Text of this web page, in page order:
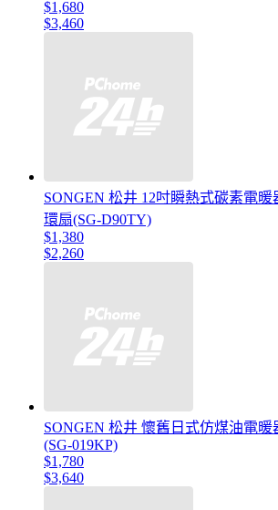
$1,680
$3,460
SONGEN 松井 12吋瞬熱式碳素電
環扇(SG-D90TY)
$1,380
$2,260
SONGEN 松井 懷舊日式仿煤油電暖
(SG-019KP)
$1,780
$3,640